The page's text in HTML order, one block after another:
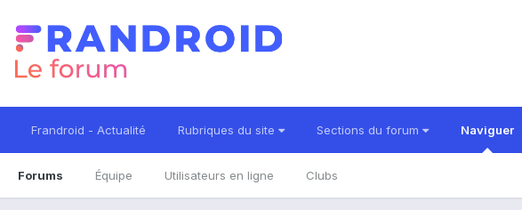
Frandroid - Actualité Rubriques du site Sections du forum Naviguer
Forums Équipe Utilisateurs en ligne Clubs